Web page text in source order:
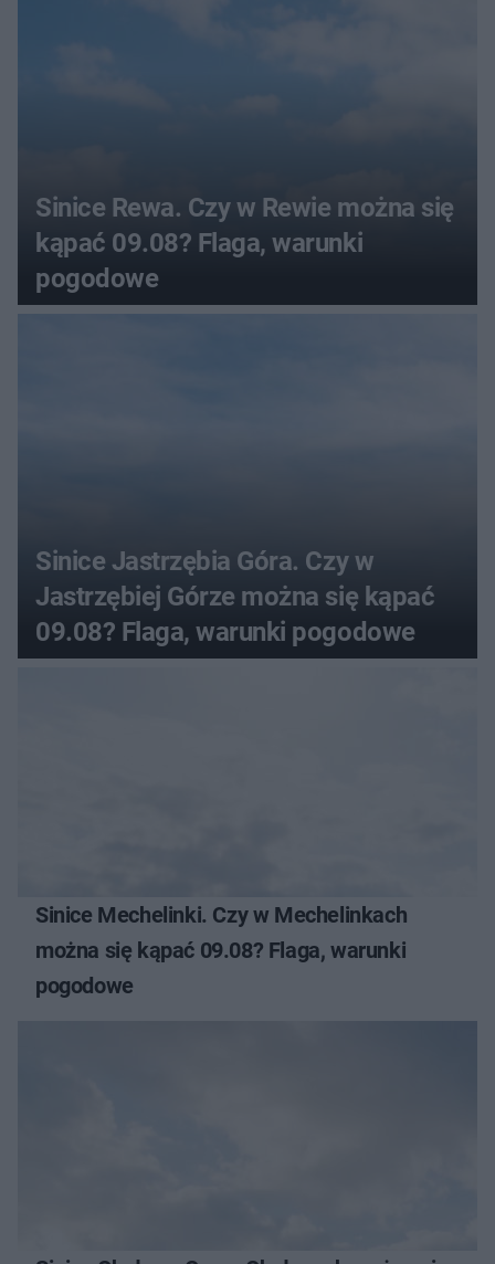
Sinice Rewa. Czy w Rewie można się
kąpać 09.08? Flaga, warunki
pogodowe
Sinice Jastrzębia Góra. Czy w
Jastrzębiej Górze można się kąpać
09.08? Flaga, warunki pogodowe
Sinice Mechelinki. Czy w Mechelinkach
można się kąpać 09.08? Flaga, warunki
pogodowe